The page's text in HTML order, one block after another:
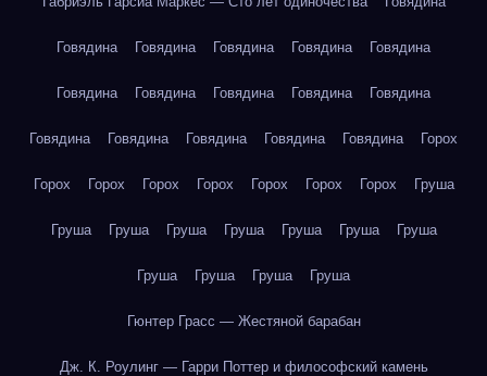
Говядина Говядина Говядина Говядина Говядина
Говядина Говядина Говядина Говядина Говядина
Говядина Говядина Говядина Говядина Говядина Горох
Горох Горох Горох Горох Горох Горох Горох Груша
Груша Груша Груша Груша Груша Груша Груша
Груша Груша Груша Груша
Гюнтер Грасс — Жестяной барабан
Дж. К. Роулинг — Гарри Поттер и философский камень